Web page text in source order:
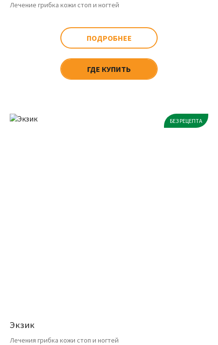
Лечение грибка кожи стоп и ногтей
ПОДРОБНЕЕ
ГДЕ КУПИТЬ
БЕЗ РЕЦЕПТА
Экзик
Лечения грибка кожи стоп и ногтей